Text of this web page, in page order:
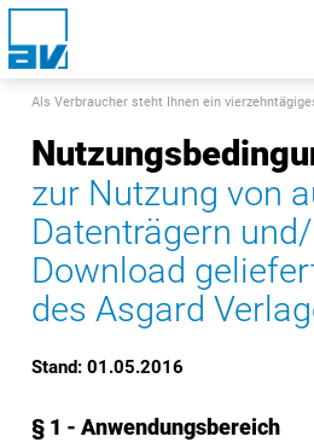
Als Verbraucher steht Ihnen ein
zur Nutzung von
Datenträgern
Download
des Asgard
Stand: 01.05.2016
§ 1 - Anwendungsbereich